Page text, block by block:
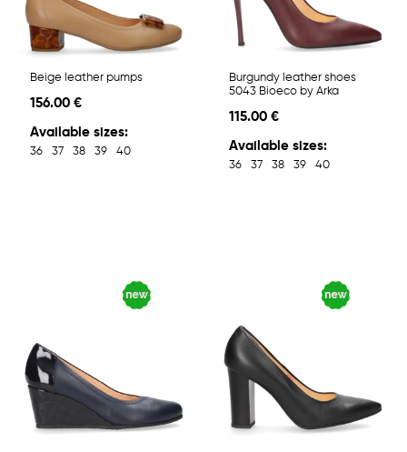
Beige leather pumps
156.00 €
Available sizes:
36 37 38 39 40
Burgundy leather shoes
5043 Bioeco by Arka
115.00 €
Available sizes:
36 37 38 39 40